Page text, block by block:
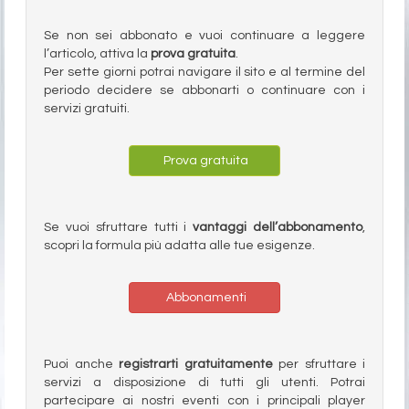
Se non sei abbonato e vuoi continuare a leggere
l’articolo, attiva la prova gratuita.
Per sette giorni potrai navigare il sito e al termine del
periodo decidere se abbonarti o continuare con i
servizi gratuiti.
Prova gratuita
Se vuoi sfruttare tutti ivantaggi dell’abbonamento,
scopri la formula più adatta alle tue esigenze.
Abbonamenti
Puoi anche registrarti gratuitamenteper sfruttare i
servizi a disposizione di tutti gli utenti. Potrai
partecipare ai nostri eventi con i principali player